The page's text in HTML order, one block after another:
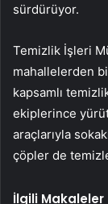
sürdürüyor.
Temizlik İşleri
mahallelerden
kapsamlı
ekiplerince
araçlarıyla
çöpler de
İlgili Makaleler